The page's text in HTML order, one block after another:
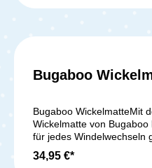
Atmungsaktiv und fühlbar
Bugaboo
Bugaboo WickelmatteMit
Wickelmatte von
für jedes Windelwechseln
inklusive Wickelmatte
Tasche verstauen oder
34,95 €*